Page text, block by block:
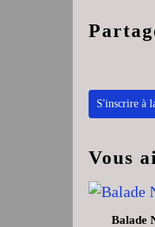
S'inscrire à
Vous
Balade